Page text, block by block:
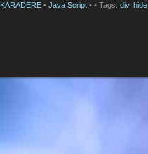
• Java Script • • Tags: div, hide